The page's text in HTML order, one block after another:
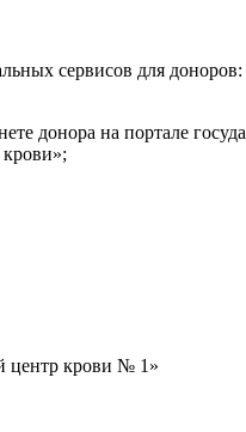
сервисов для доноров:
донора на портале
центр крови № 1»